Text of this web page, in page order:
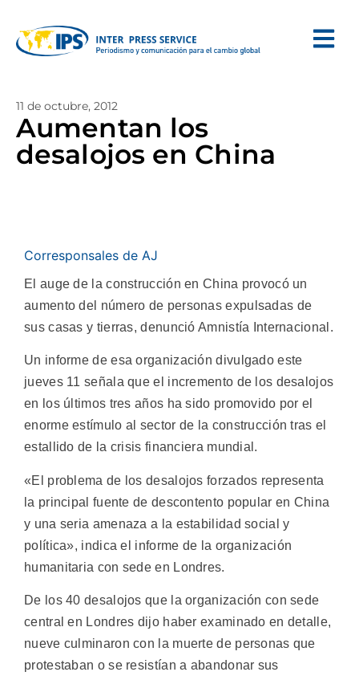
11 de octubre, 2012
Aumentan los
desalojos en China
Corresponsales de AJ
El auge de la construcción en China provocó un
aumento del número de personas expulsadas de
sus casas y tierras, denunció Amnistía Internacional.
Un informe de esa organización divulgado este
jueves 11 señala que el incremento de los desalojos
en los últimos tres años ha sido promovido por el
enorme estímulo al sector de la construcción tras el
estallido de la crisis financiera mundial.
«El problema de los desalojos forzados representa
la principal fuente de descontento popular en China
y una seria amenaza a la estabilidad social y
política», indica el informe de la organización
humanitaria con sede en Londres.
De los 40 desalojos que la organización con sede
central en Londres dijo haber examinado en detalle,
nueve culminaron con la muerte de personas que
protestaban o se resistían a abandonar sus